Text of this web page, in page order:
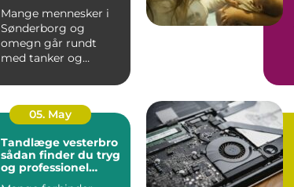
Mange mennesker i
Sønderborg og
omegn går rundt
med tanker og
mere end godt er....
05. May
Tandlæge vesterbro
sådan finder du tryg
og professionel